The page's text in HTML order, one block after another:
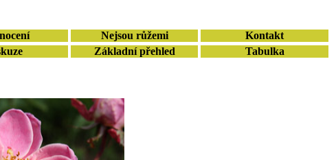
Nejsou růžemi
Kontakt
Základní přehled Tabulka